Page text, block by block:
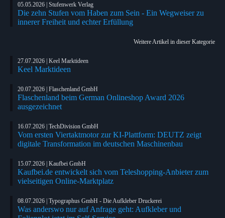
05.05.2026 | Stufenwerk Verlag
Die zehn Stufen vom Haben zum Sein - Ein Wegweiser zu
innerer Freiheit und echter Erfüllung
Weitere Artikel in dieser Kategorie
27.07.2026 | Keel Marktideen
Keel Marktideen
20.07.2026 | Flaschenland GmbH
Flaschenland beim German Onlineshop Award 2026
ausgezeichnet
16.07.2026 | TechDivision GmbH
Vom ersten Viertaktmotor zur KI-Plattform: DEUTZ zeigt
digitale Transformation im deutschen Maschinenbau
15.07.2026 | Kaufbei GmbH
Kaufbei.de entwickelt sich vom Teleshopping-Anbieter zum
vielseitigen Online-Marktplatz
08.07.2026 | Typographus GmbH - Die Aufkleber Druckerei
Was anderswo nur auf Anfrage geht: Aufkleber und